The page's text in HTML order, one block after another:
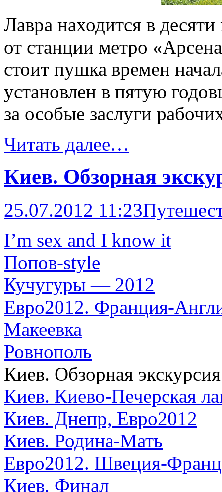
Лавра находится в
от станции метро
стоит пушка времен
установлен в пятую
за особые заслуги
Читать далее…
Киев. Обзорная
25.07.2012 11:23
I’m sex and I know it
Попов-style
Кучугуры — 2012
Евро2012. Франция-
Макеевка
Ровнополь
Киев. Обзорная экскурсия
Киев. Киево-Печерская
Киев. Днепр, Евро2012
Киев. Родина-Мать
Евро2012. Швеция-
Киев. Финал